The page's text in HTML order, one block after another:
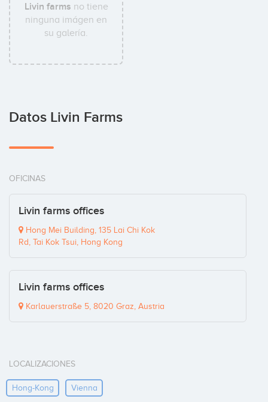
Livin farms no tiene
ninguna imágen en
su galería.
Datos Livin Farms
OFICINAS
Livin farms offices
Hong Mei Building, 135 Lai Chi Kok
Rd, Tai Kok Tsui, Hong Kong
Livin farms offices
Karlauerstraße 5, 8020 Graz, Austria
LOCALIZACIONES
Hong-Kong Vienna